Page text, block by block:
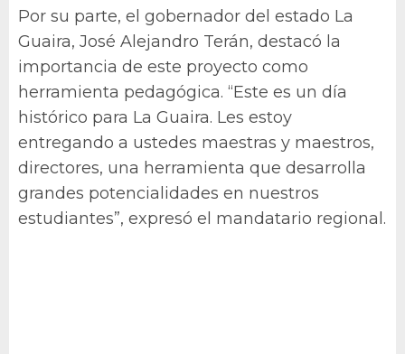
Por su parte, el gobernador del estado La
Guaira, José Alejandro Terán, destacó la
importancia de este proyecto como
herramienta pedagógica. “Este es un día
histórico para La Guaira. Les estoy
entregando a ustedes maestras y maestros,
directores, una herramienta que desarrolla
grandes potencialidades en nuestros
estudiantes”, expresó el mandatario regional.